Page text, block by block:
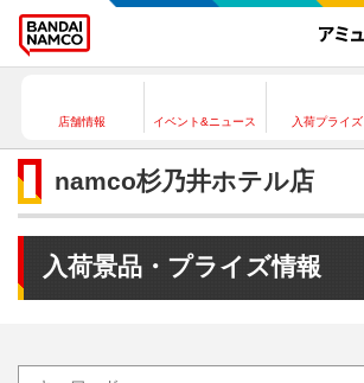
店舗情報 イベント&ニュース 入荷プライズ
namco杉乃井ホテル店
入荷景品・プライズ情報